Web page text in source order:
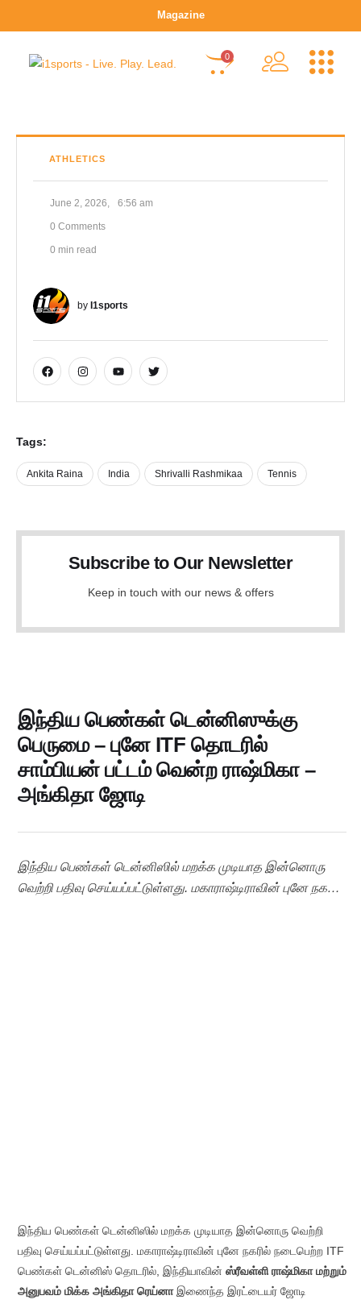
Magazine
0
ATHLETICS
June 2, 2026, 6:56 am
0 Comments
0 min read
by I1sports
Tags:
Ankita Raina India Shrivalli Rashmikaa Tennis
Subscribe to Our Newsletter
Keep in touch with our news & offers
இந்திய பெண்கள் டென்னிஸுக்கு
பெருமை – புனே ITF தொடரில்
சாம்பியன் பட்டம் வென்ற ராஷ்மிகா –
அங்கிதா ஜோடி
இந்திய பெண்கள் டென்னிஸில் மறக்க முடியாத இன்னொரு
வெற்றி பதிவு செய்யப்பட்டுள்ளது. மகாராஷ்டிராவின் புனே நகரில்
இந்திய பெண்கள் டென்னிஸில் மறக்க முடியாத இன்னொரு வெற்றி
பதிவு செய்யப்பட்டுள்ளது. மகாராஷ்டிராவின் புனே நகரில் நடைபெற்ற ITF
பெண்கள் டென்னிஸ் தொடரில், இந்தியாவின் ஸ்ரீவள்ளி ராஷ்மிகா மற்றும்
அனுபவம் மிக்க அங்கிதா ரெய்னாஇணைந்த இரட்டையர் ஜோடி